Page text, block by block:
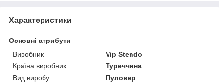
Характеристики
Основні атрибути
Виробник
Vip Stendo
Країна виробник
Туреччина
Вид виробу
Пуловер